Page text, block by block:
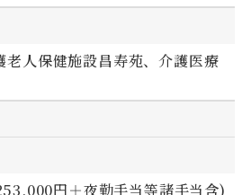
老人保健施設昌寿苑、介護医療
円＋夜勤手当等諸手当含)